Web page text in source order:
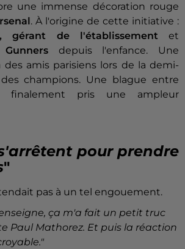
une immense décoration rouge
. À l'origine de cette initiative :
gérant de l'établissementet
depuis l'enfance. Une
des amis parisiens lors de la demi-
champions. Une blague entre
finalement pris une ampleur
pour prendre
"
pas à un tel engouement.
ça m'a fait un petit truc
Paul Mathorez. Et puis la réaction